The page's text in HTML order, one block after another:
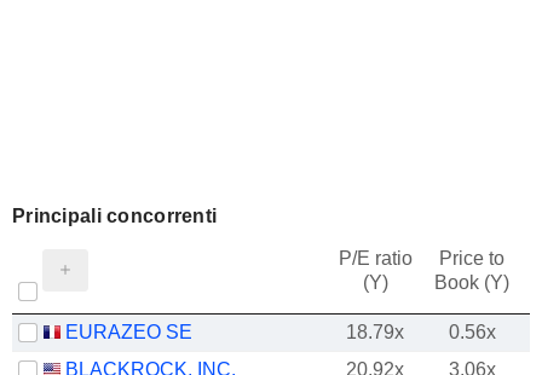
Principali concorrenti
P/E ratio
(Y)
Price to
Book (Y)
EURAZEO SE 18.79x
0.56x
BLACKROCK, INC.
20.92x
3.06x